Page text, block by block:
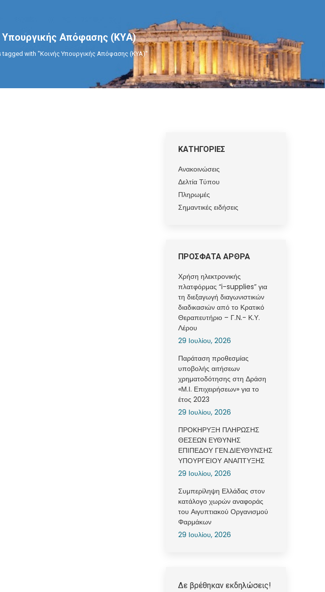
Υπουργικής Απόφασης (ΚΥΑ)
tagged with "Κοινής Υπουργικής Απόφασης (ΚΥΑ)"
ΚΑΤΗΓΟΡΙΕΣ
Ανακοινώσεις
Δελτία Τύπου
Πληρωμές
Σημαντικές ειδήσεις
ΠΡΟΣΦΑΤΑ ΑΡΘΡΑ
Χρήση ηλεκτρονικής
πλατφόρμας “i-supplies” για
τη διεξαγωγή διαγωνιστικών
διαδικασιών από το Κρατικό
Θεραπευτήριο – Γ.Ν.- Κ.Υ.
Λέρου
29 Ιουλίου, 2026
Παράταση προθεσμίας
υποβολής αιτήσεων
χρηματοδότησης στη Δράση
«Μ.Ι. Επιχειρήσεων» για το
έτος 2023
29 Ιουλίου, 2026
ΠΡΟΚΗΡΥΞΗ ΠΛΗΡΩΣΗΣ
ΘΕΣΕΩΝ ΕΥΘΥΝΗΣ
ΕΠΙΠΕΔΟΥ ΓΕΝ.ΔΙΕΥΘΥΝΣΗΣ
ΥΠΟΥΡΓΕΙΟΥ ΑΝΑΠΤΥΞΗΣ
29 Ιουλίου, 2026
Συμπερίληψη Ελλάδας στον
κατάλογο χωρών αναφοράς
του Αιγυπτιακού Οργανισμού
Φαρμάκων
29 Ιουλίου, 2026
Δε βρέθηκαν εκδηλώσεις!